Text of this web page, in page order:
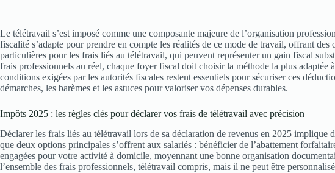
Le télétravail s’est imposé comme une composante majeure de l’organisation
fiscalité s’adapte pour prendre en compte les réalités de ce mode de travail, offrant
particulières pour les frais liés au télétravail, qui peuvent représenter un gain fiscal
frais professionnels au réel, chaque foyer fiscal doit choisir la méthode la plus
conditions exigées par les autorités fiscales restent essentiels pour sécuriser ces
démarches, les barèmes et les astuces pour valoriser vos dépenses durables.
Impôts 2025 : les règles clés pour déclarer vos frais de télétravail avec précision
Déclarer les frais liés au télétravail lors de sa déclaration de revenus en 2025
que deux options principales s’offrent aux salariés : bénéficier de l’abattement
engagées pour votre activité à domicile, moyennant une bonne organisation
l’ensemble des frais professionnels, télétravail compris, mais il ne peut être